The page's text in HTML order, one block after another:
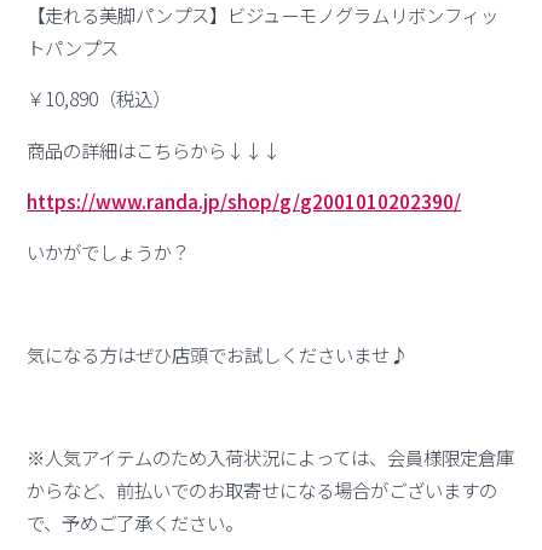
【走れる美脚パンプス】ビジューモノグラムリボンフィッ
トパンプス
￥10,890（税込）
商品の詳細はこちらから↓↓↓
https://www.randa.jp/shop/g/g2001010202390/
いかがでしょうか？
気になる方はぜひ店頭でお試しくださいませ♪
※人気アイテムのため入荷状況によっては、会員様限定倉庫
からなど、前払いでのお取寄せになる場合がございますの
で、予めご了承ください。